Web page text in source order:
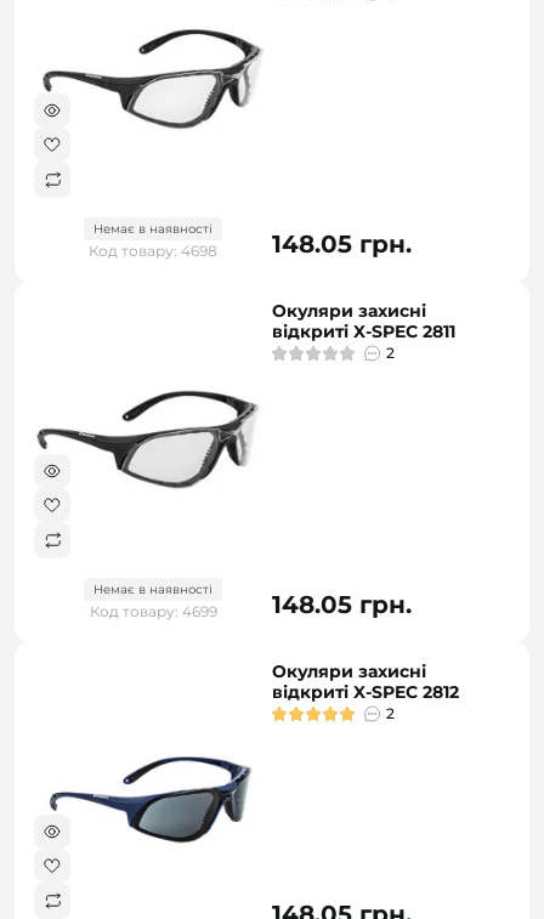
Немає в наявності
Код товару: 4698 148.05 грн.
Немає в наявності
Код товару: 4699
Окуляри захисні
відкриті X-SPEC 2811
2
148.05 грн.
Окуляри захисні
відкриті X-SPEC 2812
2